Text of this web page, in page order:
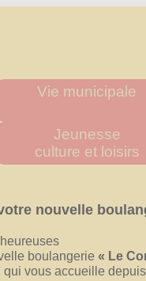
Vie municipale
Horaires des mairies
Charte commune
rendus et
Espace France
Admin
Jeunesse
culture et loisirs
Stade multisports
Inscriptions scolaire
Cantine Scolaire
Centre d'accueil
nouvelle
boulangerie « Le
vous accueille